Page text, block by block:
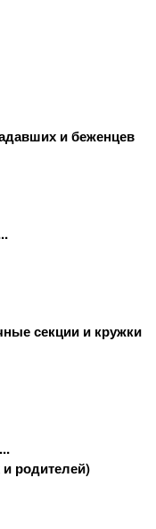
и беженцев
секции и кружки
родителей)